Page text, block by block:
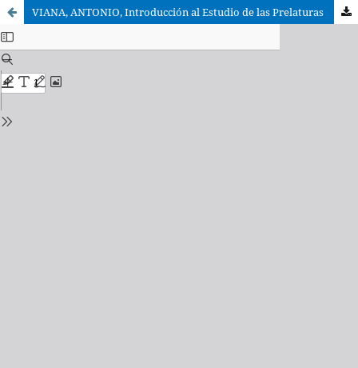
VIANA, ANTONIO, Introducción al Estudio de las Prelaturas